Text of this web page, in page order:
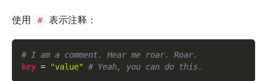
使用 # 表示注释：
# I am a comment. Hear me roar. Roar.
key = "value" # Yeah, you can do this.